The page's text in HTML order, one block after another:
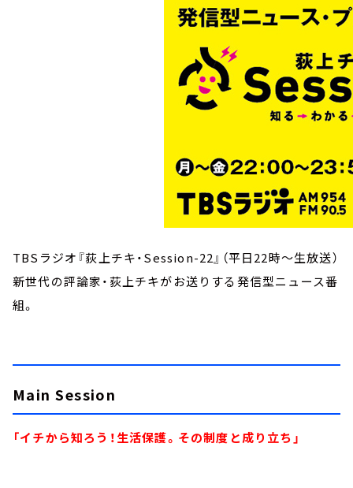
TBSラジオ『荻上チキ・Session-22』（平日22時～生放送）
新世代の評論家・荻上チキがお送りする発信型ニュース番
組。
Main Session
「イチから知ろう！生活保護。その制度と成り立ち」